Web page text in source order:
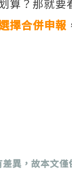
擇合併申報
異，故本文僅